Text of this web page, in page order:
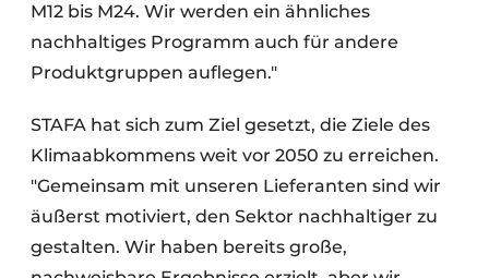
M12 bis M24. Wir werden ein ähnliches
nachhaltiges Programm auch für andere
Produktgruppen auflegen."
STAFA hat sich zum Ziel gesetzt, die Ziele des
Klimaabkommens weit vor 2050 zu erreichen.
"Gemeinsam mit unseren Lieferanten sind wir
äußerst motiviert, den Sektor nachhaltiger zu
gestalten. Wir haben bereits große,